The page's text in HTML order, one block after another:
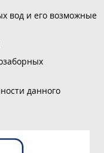
вод и его возможные
данного